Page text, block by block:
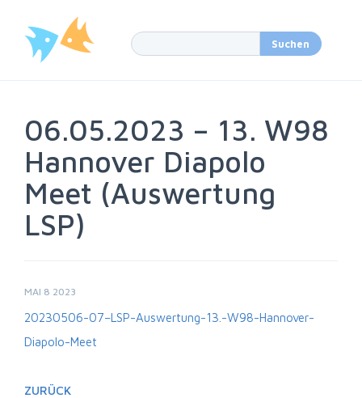
06.05.2023 – 13. W98
Hannover Diapolo
Meet (Auswertung
LSP)
MAI 8 2023
20230506-07–LSP-Auswertung-13.-W98-Hannover-
Diapolo-Meet
ZURÜCK